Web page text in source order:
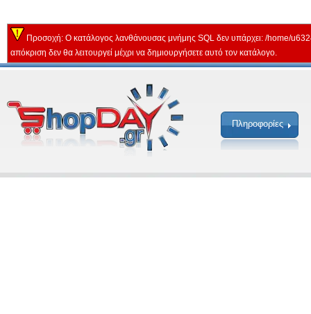
Προσοχή: Ο κατάλογος λανθάνουσας μνήμης SQL δεν υπάρχει: /home/
απόκριση δεν θα λειτουργεί μέχρι να δημιουργήσετε αυτό τον κατάλογο.
Πληροφορίες